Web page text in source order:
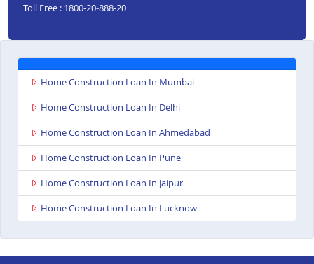
Toll Free : 1800-20-888-20
Home Construction Loan In Mumbai
Home Construction Loan In Delhi
Home Construction Loan In Ahmedabad
Home Construction Loan In Pune
Home Construction Loan In Jaipur
Home Construction Loan In Lucknow